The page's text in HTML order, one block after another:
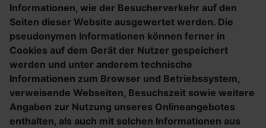
Informationen, wie der Besucherverkehr auf den
Seiten dieser Website ausgewertet werden. Die
pseudonymen Informationen können ferner in
Cookies auf dem Gerät der Nutzer gespeichert
werden und unter anderem technische
Informationen zum Browser und Betriebssystem,
verweisende Webseiten, Besuchszeit sowie weitere
Angaben zur Nutzung unseres Onlineangebotes
enthalten, als auch mit solchen Informationen aus